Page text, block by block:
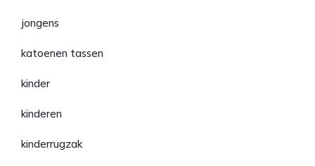
jongens
katoenen tassen
kinder
kinderen
kinderrugzak